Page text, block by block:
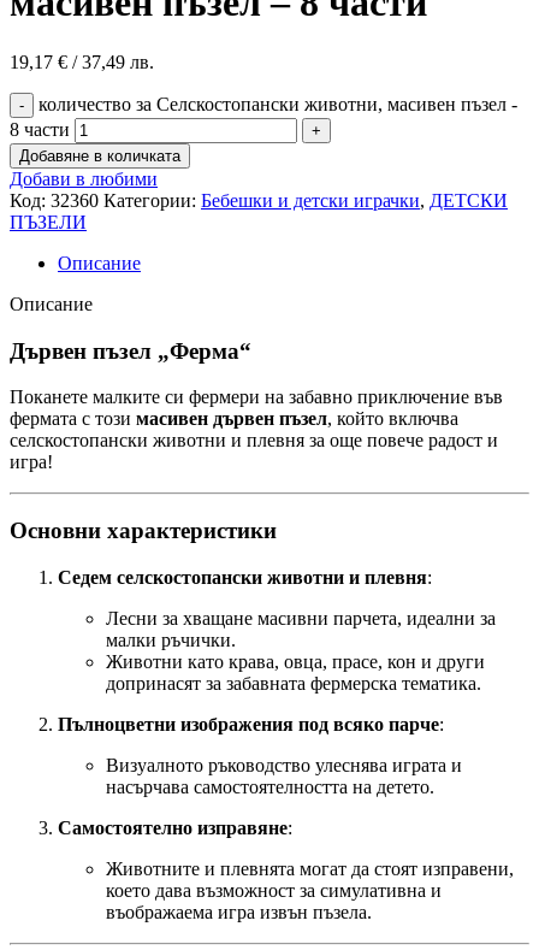
19,17 € / 37,49 лв.
количество за Селскостопански животни, масивен пъзел -
8 части
Добавяне в количката
Добави в любими
Код: 32360 Категории: Бебешки и детски играчки, ДЕТСКИ
ПЪЗЕЛИ
Описание
Описание
Дървен пъзел „Ферма“
Поканете малките си фермери на забавно приключение във
фермата с този масивен дървен пъзел, който включва
селскостопански животни и плевня за още повече радост и
игра!
Основни характеристики
Седем селскостопански животни и плевня:
Лесни за хващане масивни парчета, идеални за
малки ръчички.
Животни като крава, овца, прасе, кон и други
допринасят за забавната фермерска тематика.
Пълноцветни изображения под всяко парче:
Визуалното ръководство улеснява играта и
насърчава самостоятелността на детето.
Самостоятелно изправяне:
Животните и плевнята могат да стоят изправени,
което дава възможност за симулативна и
въображаема игра извън пъзела.